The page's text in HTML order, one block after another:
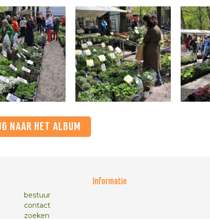
NAAR HET ALBUM
Informatie
bestuur
contact
zoeken